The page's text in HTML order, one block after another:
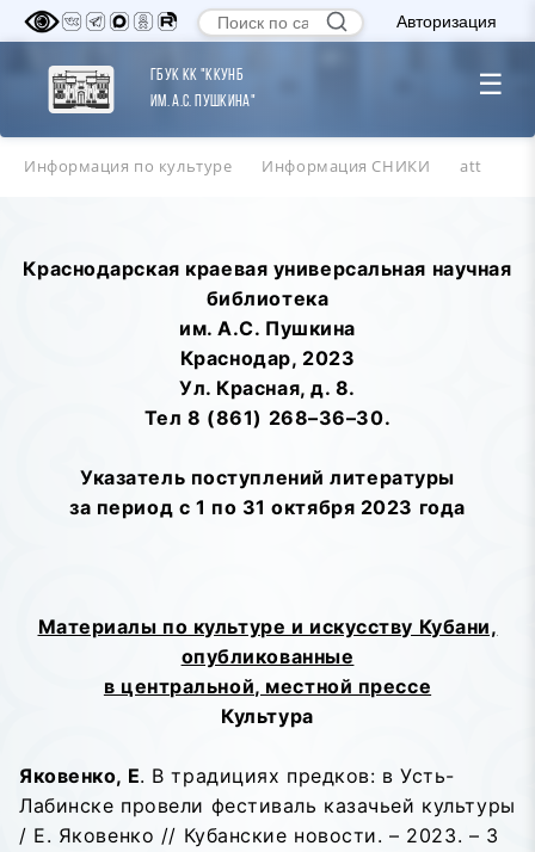
Авторизация
ГБУК КК "ККУНБ
им. А.С. Пушкина"
☰
Информация по культуре Информация СНИКИ att
Краснодарская краевая универсальная научная
библиотека
им. А.С. Пушкина
Краснодар, 2023
Ул. Красная, д. 8.
Тел 8 (861) 268–36–30.
Указатель поступлений литературы
за период с 1 по 31 октября 2023 года
Материалы по культуре и искусству Кубани,
опубликованные
в центральной, местной прессе
Культура
Яковенко, Е. В традициях предков: в Усть-
Лабинске провели фестиваль казачьей культуры
/ Е. Яковенко // Кубанские новости. – 2023. – 3